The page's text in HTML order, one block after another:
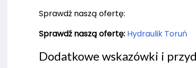
Sprawdź naszą ofertę:
Sprawdź naszą ofertę: Hydraulik Toruń
Dodatkowe wskazówki i